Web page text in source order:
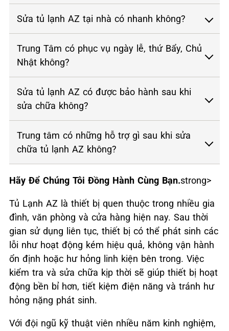
Sửa tủ lạnh AZ tại nhà có nhanh không?
Trung Tâm có phục vụ ngày lễ, thứ Bẩy, Chủ
Nhật không?
Sửa tủ lạnh AZ có được bảo hành sau khi
sửa chữa không?
Trung tâm có những hỗ trợ gì sau khi sửa
chữa tủ lạnh AZ không?
Hãy Để Chúng Tôi Đồng Hành Cùng Bạn.strong>
Tủ Lạnh AZ là thiết bị quen thuộc trong nhiều gia
đình, văn phòng và cửa hàng hiện nay. Sau thời
gian sử dụng liên tục, thiết bị có thể phát sinh các
lỗi như hoạt động kém hiệu quả, không vận hành
ổn định hoặc hư hỏng linh kiện bên trong. Việc
kiểm tra và sửa chữa kịp thời sẽ giúp thiết bị hoạt
động bền bỉ hơn, tiết kiệm điện năng và tránh hư
hỏng nặng phát sinh.
Với đội ngũ kỹ thuật viên nhiều năm kinh nghiệm,